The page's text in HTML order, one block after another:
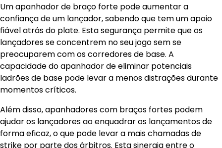
Um apanhador de braço forte pode aumentar a
confiança de um lançador, sabendo que tem um apoio
fiável atrás do plate. Esta segurança permite que os
lançadores se concentrem no seu jogo sem se
preocuparem com os corredores de base. A
capacidade do apanhador de eliminar potenciais
ladrões de base pode levar a menos distrações durante
momentos críticos.
Além disso, apanhadores com braços fortes podem
ajudar os lançadores ao enquadrar os lançamentos de
forma eficaz, o que pode levar a mais chamadas de
strike por parte dos árbitros. Esta sinergia entre o